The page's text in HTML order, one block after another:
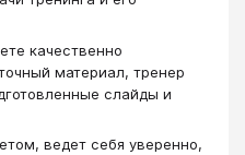
качественно
материал, тренер
слайды и
ведет себя уверенно,